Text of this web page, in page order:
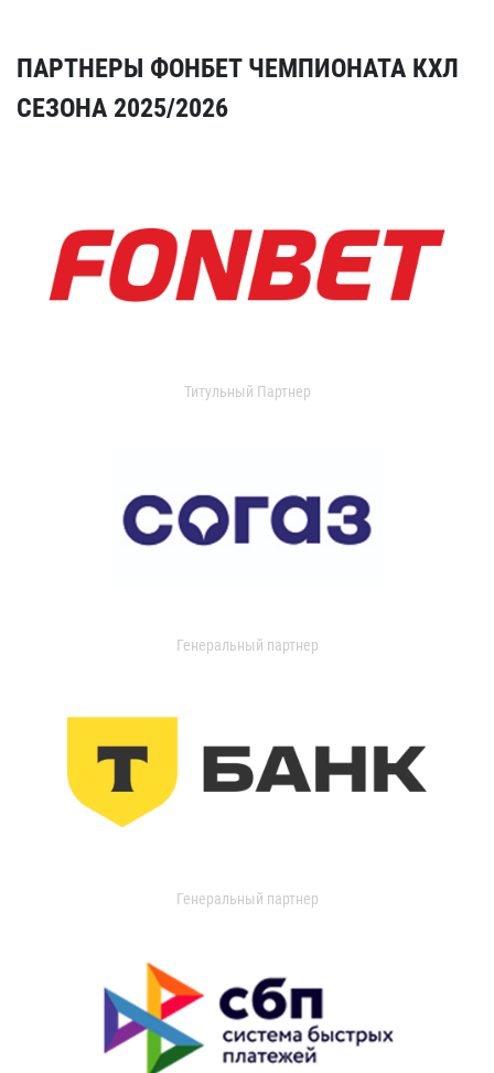
ПАРТНЕРЫ ФОНБЕТ ЧЕМПИОНАТА КХЛ
СЕЗОНА 2025/2026
Титульный Партнер
Генеральный партнер
Генеральный партнер